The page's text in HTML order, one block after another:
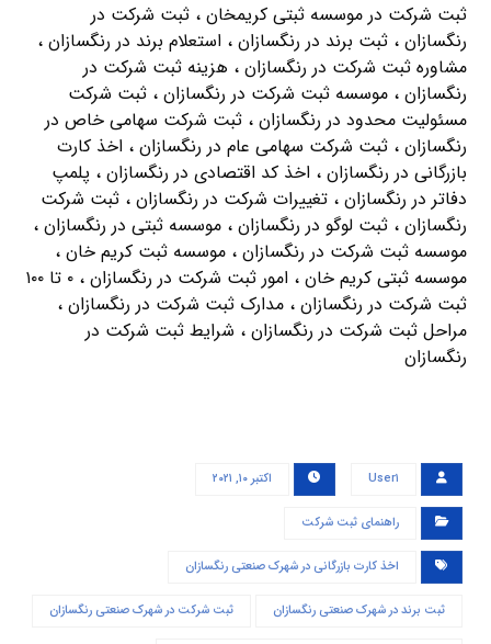
ثبت شرکت در موسسه ثبتی کریمخان ، ثبت شرکت در
رنگسازان ، ثبت برند در رنگسازان ، استعلام برند در رنگسازان ،
مشاوره ثبت شرکت در رنگسازان ، هزینه ثبت شرکت در
رنگسازان ، موسسه ثبت شرکت در رنگسازان ، ثبت شرکت
مسئولیت محدود در رنگسازان ، ثبت شرکت سهامی خاص در
رنگسازان ، ثبت شرکت سهامی عام در رنگسازان ، اخذ کارت
بازرگانی در رنگسازان ، اخذ کد اقتصادی در رنگسازان ، پلمپ
دفاتر در رنگسازان ، تغییرات شرکت در رنگسازان ، ثبت شرکت
رنگسازان ، ثبت لوگو در رنگسازان ، موسسه ثبتی در رنگسازان ،
موسسه ثبت شرکت در رنگسازان ، موسسه ثبت کریم خان ،
موسسه ثبتی کریم خان ، امور ثبت شرکت در رنگسازان ، ۰ تا ۱۰۰
ثبت شرکت در رنگسازان ، مدارک ثبت شرکت در رنگسازان ،
مراحل ثبت شرکت در رنگسازان ، شرایط ثبت شرکت در
رنگسازان
User۱ اکتبر ۱۰, ۲۰۲۱
راهنمای ثبت شرکت
اخذ کارت بازرگانی در شهرک صنعتی رنگسازان
ثبت برند در شهرک صنعتی رنگسازان ثبت شرکت در شهرک صنعتی رنگسازان